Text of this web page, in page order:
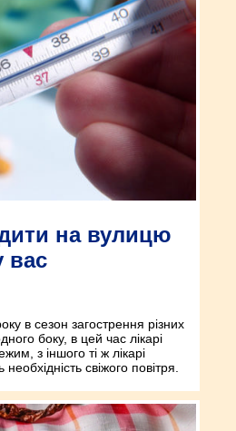
на вулицю
вас
в сезон загострення різних
боку, в цей час лікарі
з іншого ті ж лікарі
свіжого повітря.